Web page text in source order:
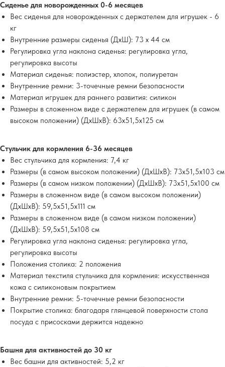
Сиденье для новорожденных 0-6 месяцев
Вес сиденья для новорожденных с держателем для игрушек - 6
кг
Внутренние размеры сиденья (ДхШ): 73 x 44 см
Регулировка угла наклона сиденья: регулировка угла,
регулировка высоты
Материал сиденья: полиэстер, хлопок, полиуретан
Внутренние ремни: 3-точечные ремни безопасности
Материал игрушек для раннего развития: силикон
Размеры в сложенном виде с держателем для игрушек (в самом
высоком положении) (ДхШхВ): 63x51,5x125 см
Стульчик для кормления 6-36 месяцев
Вес стульчика для кормления: 7,4 кг
Размеры (в самом высоком положении) (ДхШхВ): 73x51,5x103 см
Размеры (в самом низком положении) (ДхШхВ): 73x51,5x100 см
Размеры в сложенном виде (в самом высоком положении)
(ДхШхВ): 59,5x51,5x111 см
Размеры в сложенном виде (в самом низком положении)
(ДхШхВ): 59,5x51,5x108 см
Регулировка угла наклона сиденья: регулировка угла,
регулировка высоты
Положения столика: 2 положения
Материал текстиля стульчика для кормления: искусственная
кожа с силиконовым покрытием
Внутренние ремни: 5-точечные ремни безопасности
Покрытие столика: благодаря глянцевой поверхности стола
посуда с присосками держится надежно
Башня для активностей до 30 кг
Вес башни для активностей: 5,2 кг